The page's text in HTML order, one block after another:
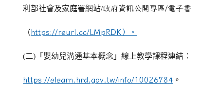
利部社會及家庭署網站/政府資訊公開專區/電子書
（https://reurl.cc/LMpRDK）。
(二)「嬰幼兒溝通基本概念」線上教學課程連結：
https://elearn.hrd.gov.tw/info/10026784 。